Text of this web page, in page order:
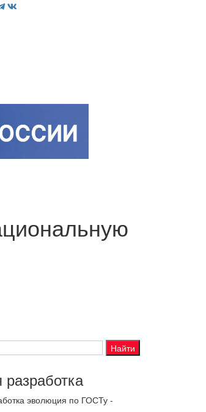
разработка
эволюция по ГОСТу -